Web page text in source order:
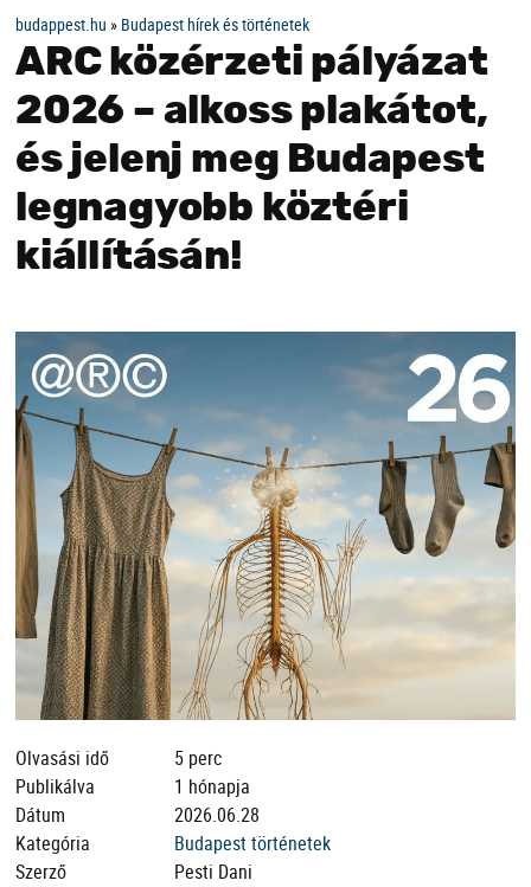
budappest.hu » Budapest hírek és történetek
ARC közérzeti pályázat
2026 – alkoss plakátot,
és jelenj meg Budapest
legnagyobb köztéri
kiállításán!
Olvasási idő
5 perc
Publikálva
1 hónapja
Dátum
2026.06.28
Kategória
Budapest történetek
Szerző
Pesti Dani